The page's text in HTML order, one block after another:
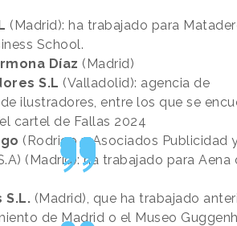
(Madrid): ha trabajado para
School.
Díaz (Madrid)
S.L (Valladolid): agencia de
ilustradores, entre los que se
cartel de Fallas 2024
(Rodrigo y Asociados Publicidad
(Madrid): ha trabajado para Aena
S.L. (Madrid), que ha trabajado
de Madrid o el Museo